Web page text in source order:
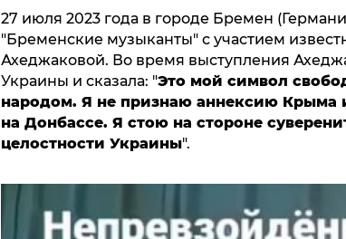
27 июля 2023 года в городе Бремен
"Бременские музыканты" с участием
Ахеджаковой. Во время выступления
Украины и сказала: "Это мой символ
народом. Я не признаю аннексию Крыма
на Донбассе. Я стою на стороне
целостности Украины".